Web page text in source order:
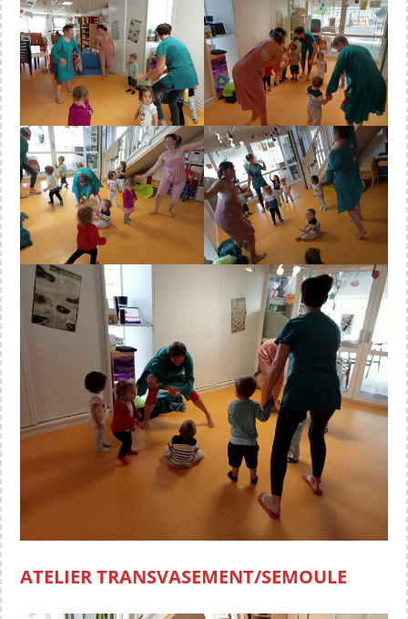
ATELIER TRANSVASEMENT/SEMOULE